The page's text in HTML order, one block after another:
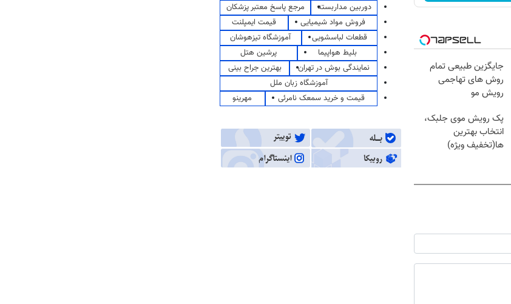
جایگزین طبیعی تمام
روش های تهاجمی
رویش مو
پک رویش موی جلبک،
انتخاب بهترین
ها(تخفیف ویژه)
دوربین مداربسته
مرجع پاسخ معتبر پزشکان
فروش مواد شیمیایی
قیمت ایمپلنت
قطعات لباسشویی
آموزشگاه تیزهوشان
بلیط هواپیما
پرشین هتل
نمایندگی بوش در تهران
بهترین جراح بینی
آموزشگاه زبان ملل
قیمت و خرید سمعک نامرئی
مهرینو